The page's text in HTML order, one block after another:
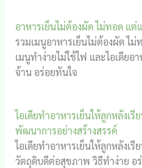
อาหารเย็นไม่ต้องผัด ไม่ทอด แต่
รวมเมนูอาหารเย็นไม่ต้องผัด ไ
เมนูทำง่ายไม่ใช้ไฟ และไอเดีย
จ้าน อร่อยทันใจ
ไอเดียทำอาหารเย็นให้ลูกหลังเ
พัฒนาการอย่างสร้างสรรค์
ไอเดียทำอาหารเย็นให้ลูกหลังเ
วัตถุดิบดีต่อสุขภาพ วิธีทำง่าย อ